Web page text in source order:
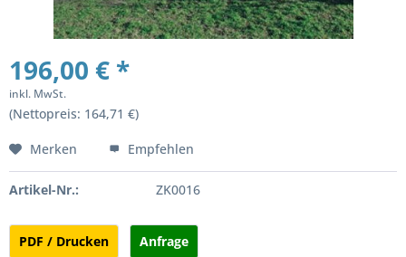
196,00 € *
inkl. MwSt.
(Nettopreis: 164,71 €)
Merken Empfehlen
Artikel-Nr.: ZK0016
PDF / Drucken Anfrage